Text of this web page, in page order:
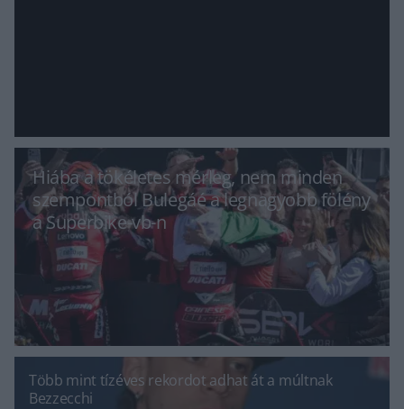
Hiába a tökéletes mérleg, nem minden
szempontból Bulegáé a legnagyobb fölény
a Superbike-vb-n
Több mint tízéves rekordot adhat át a múltnak
Bezzecchi